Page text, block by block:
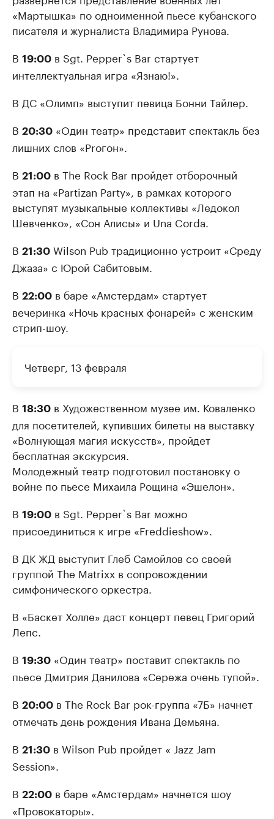
«Мартышка» по одноименной пьесе кубанского
писателя и журналиста Владимира Рунова.
В 19:00 в Sgt. Pepper`s Bar стартует
интеллектуальная игра «Язнаю!».
В ДС «Олимп» выступит певица Бонни Тайлер.
В 20:30 «Один театр» представит спектакль без
лишних слов «Proгон».
В 21:00 в The Rock Bar пройдет отборочный
этап на «Partizan Party», в рамках которого
выступят музыкальные коллективы «Ледокол
Шевченко», «Сон Алисы» и Una Corda.
В 21:30 Wilson Pub традиционно устроит «Среду
Джаза» с Юрой Сабитовым.
В 22:00 в баре «Амстердам» стартует
вечеринка «Ночь красных фонарей» с женским
стрип-шоу.
Четверг, 13 февраля
В 18:30 в Художественном музее им. Коваленко
для посетителей, купивших билеты на выставку
«Волнующая магия искусств», пройдет
бесплатная экскурсия.
Молодежный театр подготовил постановку о
войне по пьесе Михаила Рощина «Эшелон».
В 19:00 в Sgt. Pepper`s Bar можно
присоединиться к игре «Freddieshow».
В ДК ЖД выступит Глеб Самойлов со своей
группой The Matrixx в сопровождении
симфонического оркестра.
В «Баскет Холле» даст концерт певец Григорий
Лепс.
В 19:30 «Один театр» поставит спектакль по
пьесе Дмитрия Данилова «Сережа очень тупой».
В 20:00 в The Rock Bar рок-группа «7Б» начнет
отмечать день рождения Ивана Демьяна.
В 21:30 в Wilson Pub пройдет « Jazz Jam
Session».
В 22:00 в баре «Амстердам» начнется шоу
«Провокаторы».